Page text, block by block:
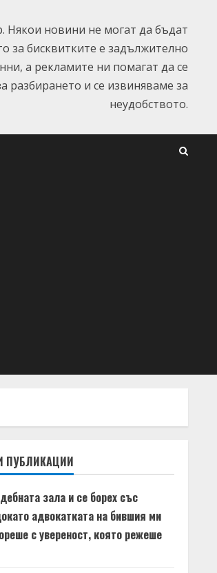
новини не могат да бъдат
за бисквитките е задължително
а рекламите ни помагат да се
и се извиняваме за
неудобството.
ПУБЛИКАЦИИ
зала и се борех със
адвокатката на бившия ми
с увереност, която режеше